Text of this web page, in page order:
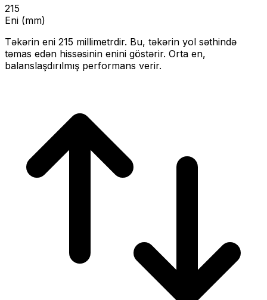
215
Eni (mm)
Təkərin eni 215 millimetrdir. Bu, təkərin yol səthində
təmas edən hissəsinin enini göstərir. Orta en,
balanslaşdırılmış performans verir.